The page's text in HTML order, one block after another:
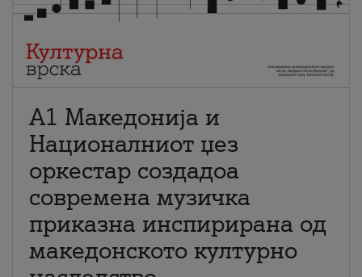
А1 Македонија и
Националниот џез
оркестар создадоа
современа музичка
приказна инспирирана од
македонското културно